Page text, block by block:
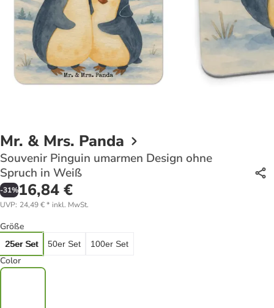
Mr. & Mrs. Panda
Souvenir Pinguin umarmen Design ohne
Spruch in Weiß
-31%16,84 €
UVP: 24,49 €* inkl. MwSt.
Größe
25er Set 50er Set 100er Set
Color